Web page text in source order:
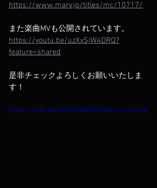
https://www.marv.jp/titles/mc/10717/
また楽曲MVも公開されています。
https://youtu.be/uzXxSjW4DRQ?
feature=shared
是非チェックよろしくお願いいたしま
す！
https://youtu.be/uzXxSjW4DRQ?feature=shared